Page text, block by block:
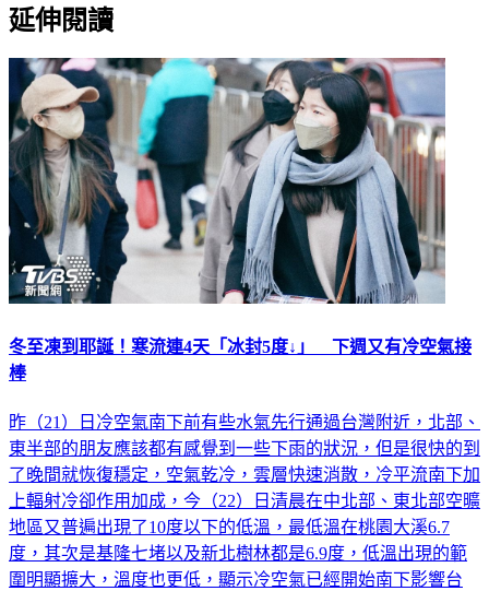
延伸閱讀
冬至凍到耶誕！寒流連4天「冰封5度↓」 下週又有冷空氣接
棒
昨（21）日冷空氣南下前有些水氣先行通過台灣附近，北部、
東半部的朋友應該都有感覺到一些下雨的狀況，但是很快的到
了晚間就恢復穩定，空氣乾冷，雲層快速消散，冷平流南下加
上輻射冷卻作用加成，今（22）日清晨在中北部、東北部空曠
地區又普遍出現了10度以下的低溫，最低溫在桃園大溪6.7
度，其次是基隆七堵以及新北樹林都是6.9度，低溫出現的範
圍明顯擴大，溫度也更低，顯示冷空氣已經開始南下影響台